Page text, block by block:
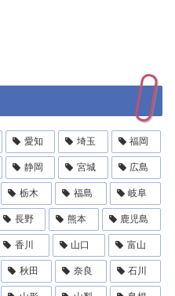
愛知 埼玉 福岡
静岡 宮城 広島
栃木 福島 岐阜
長野 熊本 鹿児島
香川 山口 富山
秋田 奈良 石川